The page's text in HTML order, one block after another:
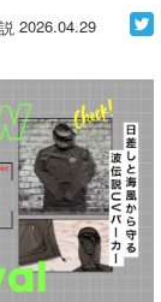
ル
2026.04.29